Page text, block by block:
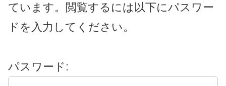
ています。閲覧するには以下にパスワー
ドを入力してください。
パスワード: